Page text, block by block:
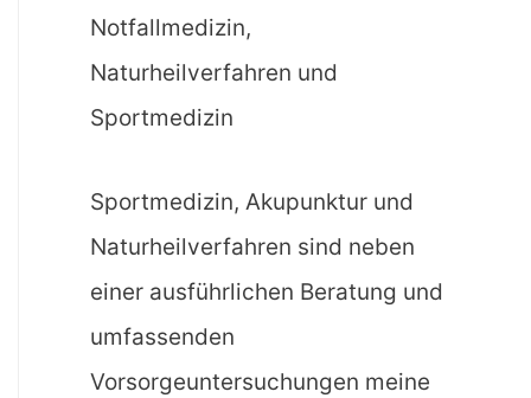
Notfallmedizin,
Naturheilverfahren und
Sportmedizin
Sportmedizin, Akupunktur und
Naturheilverfahren sind neben
einer ausführlichen Beratung und
umfassenden
Vorsorgeuntersuchungen meine